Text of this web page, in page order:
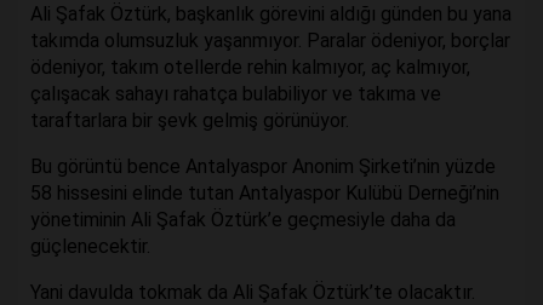
Ali Şafak Öztürk, başkanlık görevini aldığı günden bu yana
takımda olumsuzluk yaşanmıyor. Paralar ödeniyor, borçlar
ödeniyor, takım otellerde rehin kalmıyor, aç kalmıyor,
çalışacak sahayı rahatça bulabiliyor ve takıma ve
taraftarlara bir şevk gelmiş görünüyor.
Bu görüntü bence Antalyaspor Anonim Şirketi’nin yüzde
58 hissesini elinde tutan Antalyaspor Kulübü Derneği’nin
yönetiminin Ali Şafak Öztürk’e geçmesiyle daha da
güçlenecektir.
Yani davulda tokmak da Ali Şafak Öztürk’te olacaktır.